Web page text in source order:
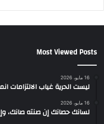
Most Viewed Posts
16 مايو، 2026
ليست الحرية غياب الالتزامات
16 مايو، 2026
لسانك حصانك إن صنته صانك،